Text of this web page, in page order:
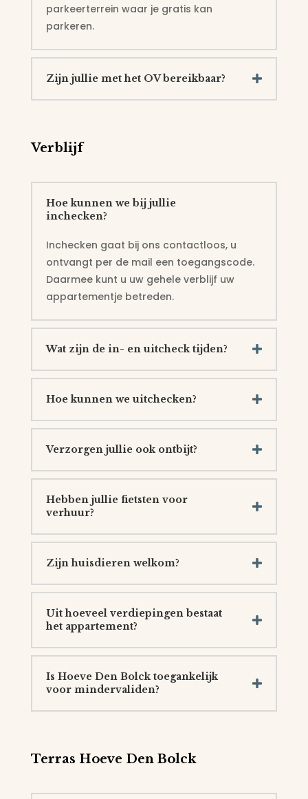
parkeerterrein waar je gratis kan
parkeren.
Zijn jullie met het OV bereikbaar?
Verblijf
Hoe kunnen we bij jullie
inchecken?
Inchecken gaat bij ons contactloos, u
ontvangt per de mail een toegangscode.
Daarmee kunt u uw gehele verblijf uw
appartementje betreden.
Wat zijn de in- en uitcheck tijden?
Hoe kunnen we uitchecken?
Verzorgen jullie ook ontbijt?
Hebben jullie fietsten voor
verhuur?
Zijn huisdieren welkom?
Uit hoeveel verdiepingen bestaat
het appartement?
Is Hoeve Den Bolck toegankelijk
voor mindervaliden?
Terras Hoeve Den Bolck